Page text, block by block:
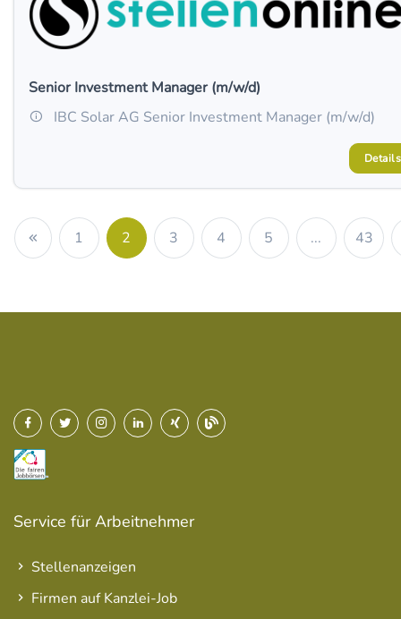
Senior Investment Manager (m/w/d)
IBC Solar AG Senior Investment Manager (m/w/d)
Details
1 2 3 4 5 ... 43
Service für Arbeitnehmer
Stellenanzeigen
Firmen auf Kanzlei-Job